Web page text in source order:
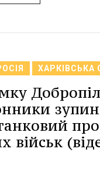
ХАРКІВСЬКА
військ